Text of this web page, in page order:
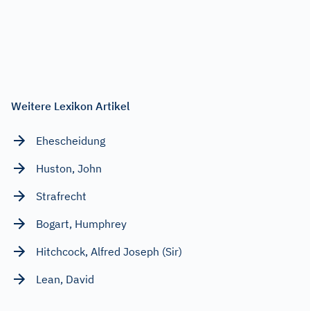
Weitere Lexikon Artikel
Ehescheidung
Huston, John
Strafrecht
Bogart, Humphrey
Hitchcock, Alfred Joseph (Sir)
Lean, David